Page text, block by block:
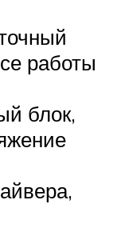
работы
блок,